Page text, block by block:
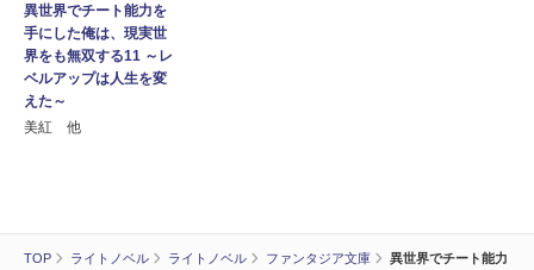
TOP ライトノベル ライトノベル ファンタジア文庫
異世界でチート能力
異世界でチート能力を
手にした俺は、現実世
界をも無双する11 ～レ
ベルアップは人生を変
えた～
美紅 他